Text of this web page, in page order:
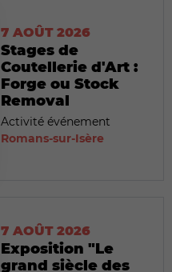
7 AOÛT 2026
Stages de
Coutellerie d'Art :
Forge ou Stock
Removal
Activité événement
Romans-sur-Isère
7 AOÛT 2026
Exposition "Le
grand siècle des